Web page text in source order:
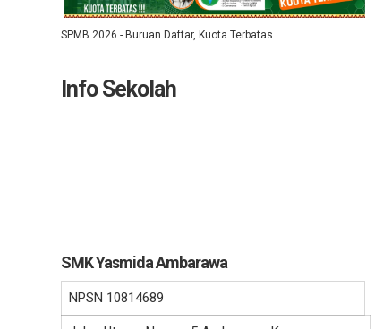
SPMB 2026 - Buruan Daftar, Kuota Terbatas
Info Sekolah
SMK Yasmida Ambarawa
NPSN 10814689